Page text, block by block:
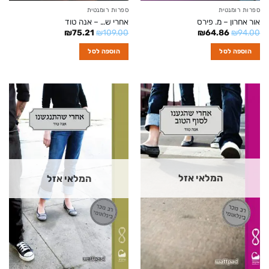
ספרות רומנטית
אור אחרון – מ. פירס
₪94.00
המחיר
היה:
₪94.00.
₪64.86
המחיר
הוספה לסל
ספרות רומנטית
אחרי ש… – אנה טוד
₪109.00
המחיר
היה:
₪109.00.
₪75.21
המחיר
הוספה לסל
המלאי אזל המלאי אזל